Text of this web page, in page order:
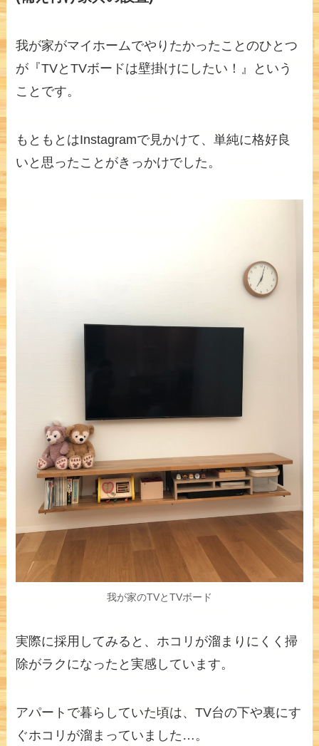
我が家がマイホームでやりたかったことのひとつ
が『TVとTVボードは壁掛けにしたい！』という
ことです。
もともとはInstagramで見かけて、単純に格好良
いと思ったことがきっかけでした。
我が家のTVとTVボード
実際に採用してみると、ホコリが溜まりにくく掃
除がラクになったと実感しています。
アパートで暮らしていた頃は、TV台の下や裏にす
ぐホコリが溜まっていました…。